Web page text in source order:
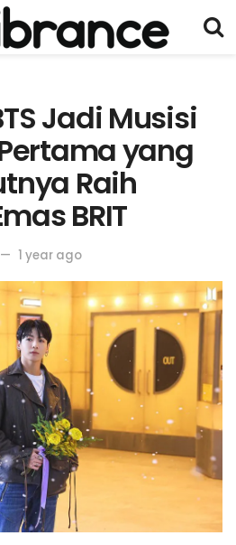
Jadi Musisi
yang
Raih
BRIT
1 year ago